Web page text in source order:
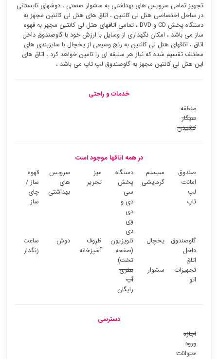
تجهیز تمامی سرویس های بهداشتی به سشوار صنعتی ، دوشهای تابستانی
در ساحل اختصاصی هتل لی کانتین ، اتاق های هتل لی کانتین مجهز به
دستگاه پخش CD و DVD ، تمامی اتاقهای هتل لی کانتین مجهز به قهوه
ساز می باشد ، امکان نگهداری از وسایل با ارزش خود با گاوصندوق داخل
اتاق ، اتاقهای هتل لی کانتین به رنج وسیعی از یخچال با سایزبندی های
مختلف تقسیم شده که نیاز هر سلیقه ای را تامین خواهد کرد ، اتاق های
این هتل لی کانتین مجهز به گاوصندوق لپ تاپ می باشد ،
خدمات و راحتی
منطقه
سیگار
کشیدن
در همه اتاقها موجود است
صندوق
امانات
لپ
تاپ
سیستم
گرمایشی
دستگاه
پخش
سی
دی و
دی
وی
دی
میز
تحریر
سرویس
های
بهداشتی
قهوه
ساز /
چای
ساز
گاوصندوق
داخل
اتاق
یخچال
تلویزیون
(صفحه
تخت)
ظروف
آشپزخانه
دوش
ساعت
زنگدار
تجهیزات
اتو
سشوار
بطری
آب
رایگان
دسترسی
اجازه
ورود
حیوانات